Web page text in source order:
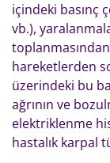
içindeki basınç
vb.),
hareketlerden
üzerindeki bu
ağrının ve
elektriklenme
hastalık karpal